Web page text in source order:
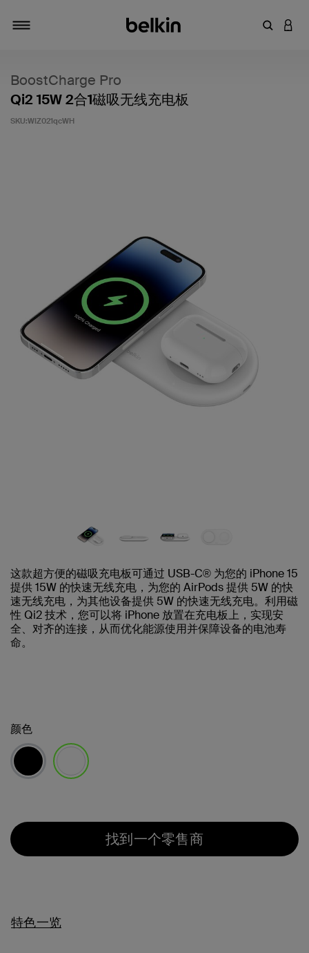
输入关键
登录
BoostCharge Pro
Qi2 15W 2合1磁吸无线充电板
SKU:WIZ021qcWH
这款超方便的磁吸充电板可通过 USB-C® 为您的 iPhone 15
提供 15W 的快速无线充电，为您的 AirPods 提供 5W 的快
速无线充电，为其他设备提供 5W 的快速无线充电。利用磁
性 Qi2 技术，您可以将 iPhone 放置在充电板上，实现安
全、对齐的连接，从而优化能源使用并保障设备的电池寿
命。
颜色
找到一个零售商
特色一览